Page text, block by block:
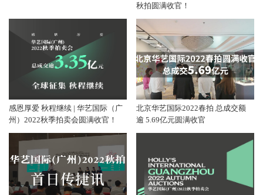
秋拍圆满收官！
感恩厚爱 秋程继续 | 华艺国际（广
州）2022秋季拍卖会圆满收官！
北京华艺国际2022春拍 总成交额
逾 5.69亿元圆满收官